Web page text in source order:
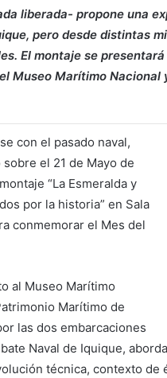
liberada- propone una
pero desde distintas
El montaje se
Museo Marítimo
con el pasado naval,
el 21 de Mayo de
“La Esmeralda y
por la historia” en Sala
conmemorar el Mes del
al Museo Marítimo
Marítimo de
las dos embarcaciones
Naval de Iquique,
técnica, contexto de